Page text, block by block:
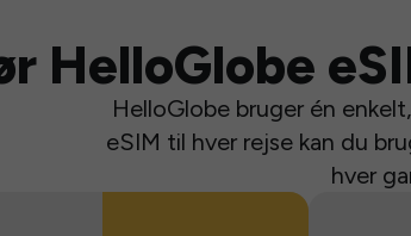
HelloGlobe
HelloGlobe bruger én
eSIM til hver rejse kan du
hver